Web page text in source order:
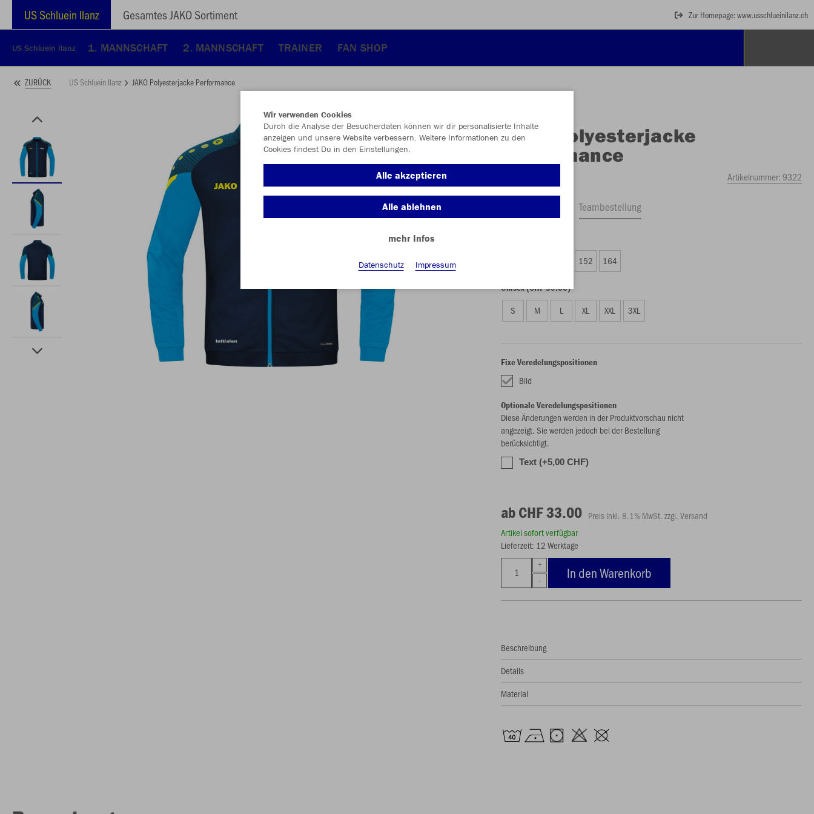
US Schluein Ilanz Gesamtes JAKO Sortiment Zur Homepage: www.usschlueinilanz.ch
US Schluein Ilanz 1. MANNSCHAFT 2. MANNSCHAFT TRAINER FAN SHOP
ZURÜCK US Schluein Ilanz JAKO Polyesterjacke Performance
JAKO
Polyesterjacke
Performance
Artikelnummer:9322
Teambestellung
152 164
Unisex (CHF 39.00)
S M L XL XXL 3XL
Fixe Veredelungspositionen
Bild
Optionale Veredelungspositionen
Diese Änderungen werden in der Produktvorschau nicht
angezeigt. Sie werden jedoch bei der Bestellung
berücksichtigt.
Text (+5,00 CHF)
ab CHF 33.00 Preis inkl. 8.1% MwSt. zzgl. Versand
Artikel sofort verfügbar
Lieferzeit: 12 Werktage
In den Warenkorb
Beschreibung
Details
Material
Wir verwenden Cookies
Durch die Analyse der Besucherdaten können wir dir personalisierte Inhalte
anzeigen und unsere Website verbessern. Weitere Informationen zu den
Cookies findest Du in den Einstellungen.
Alle akzeptieren
Alle ablehnen
mehr Infos
Datenschutz Impressum